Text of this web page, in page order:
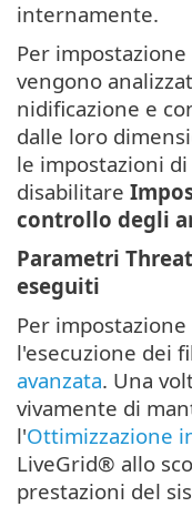
internamente.
Per
vengono
nidificazione e
dalle loro
le impostazioni
disabilitare
controllo degli
Parametri
eseguiti
Per
l'esecuzione dei
avanzata. Una
vivamente di
l'Ottimizzazione
LiveGrid® allo
prestazioni del